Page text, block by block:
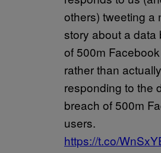
others) tweeting a
story about a data
of 500m
rather than actually
responding to the
breach of 500m
users.
https://t.co/